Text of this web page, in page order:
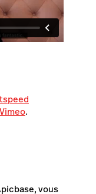
Vimeo.
vous